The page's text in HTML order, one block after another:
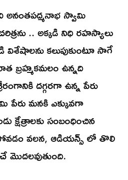
అనంతపద్మనాభ స్వామి
.. అక్కడి నిధి రహస్యాలు
విశేషాలను కలుపుకుంటూ సాగే
బ్రహ్మకమలం ఉన్నది
దగ్గరగా ఉన్న పేరు
పేరు మనకి ఎక్కువగా
క్షేత్రాలకు సంబంధించిన
వలన, ఆడియన్స్ లో తొలి